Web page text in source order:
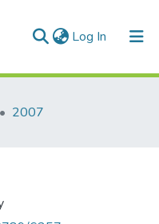
Log In (current)
2007